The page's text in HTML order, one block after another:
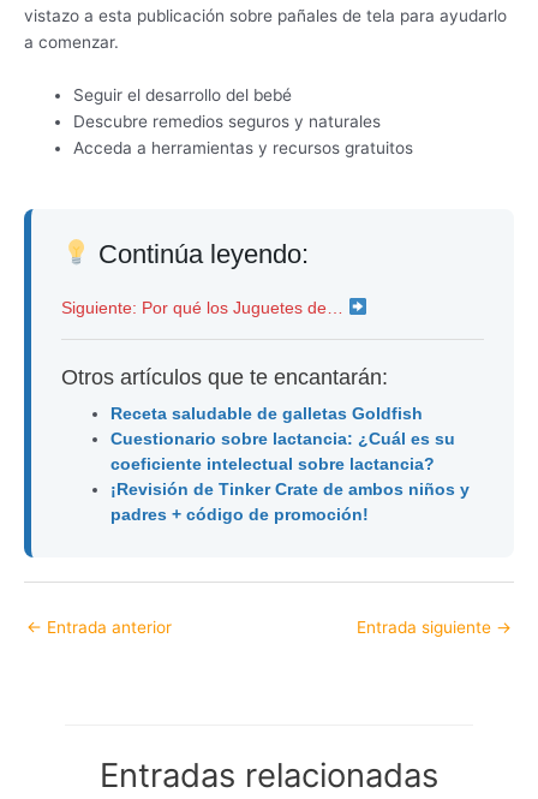
vistazo a esta publicación sobre pañales de tela para ayudarlo
a comenzar.
Seguir el desarrollo del bebé
Descubre remedios seguros y naturales
Acceda a herramientas y recursos gratuitos
Continúa leyendo:
Siguiente: Por qué los Juguetes de…
Otros artículos que te encantarán:
Receta saludable de galletas Goldfish
Cuestionario sobre lactancia: ¿Cuál es su
coeficiente intelectual sobre lactancia?
¡Revisión de Tinker Crate de ambos niños y
padres + código de promoción!
← Entrada anterior Entrada siguiente →
Entradas relacionadas